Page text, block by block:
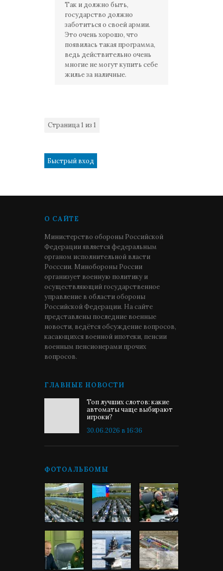
Так и должно быть,
государство должно
заботиться о своей армии.
Это очень хорошо, что
появилась такая программа,
ведь действительно очень
многие не могут купить себе
жилье за наличные.
Страница1 из 1
О САЙТЕ
Министерство обороны Российской
Федерации является федеральным
органом исполнительной власти
Росссии. Минобороны России
организует военную политику и
осуществляющий государственное
управление в области обороны
Российской Федерации. На сайте
представлены последние военные
новости, ведётся обсуждение вопросов,
касающихся военной ипотеки, пенсии
военным пенсионерами прочих
вопросов.
ГЛАВНЫЕ НОВОСТИ
Топ лучших слотов: какие
автоматы чаще выбирают
игроки?
30.06.2026 в 16:36
ФОТОАЛЬБОМЫ